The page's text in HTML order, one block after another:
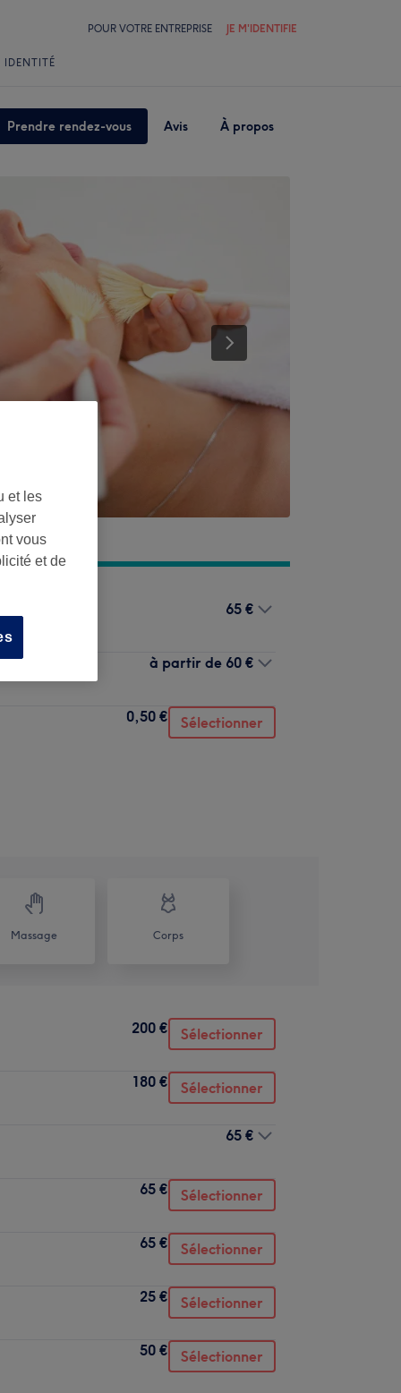
POUR VOTRE ENTREPRISE JE M'IDENTIFIE
IDENTITÉ
Prendre rendez-vous Avis À propos
65 €
à partir de 60 €
0,50 € Sélectionner
Massage Corps
200 € Sélectionner
180 € Sélectionner
65 €
65 € Sélectionner
65 € Sélectionner
25 € Sélectionner
50 € Sélectionner
et les
vous
et de